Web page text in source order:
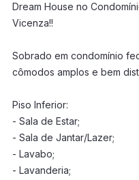
Dream House no
Vicenza!!
Sobrado em condomínio
cômodos amplos e bem
Piso Inferior:
- Sala de Estar;
- Sala de Jantar/Lazer;
- Lavabo;
- Lavanderia;